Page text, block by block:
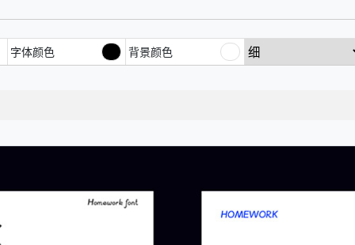
字体颜色 背景颜色